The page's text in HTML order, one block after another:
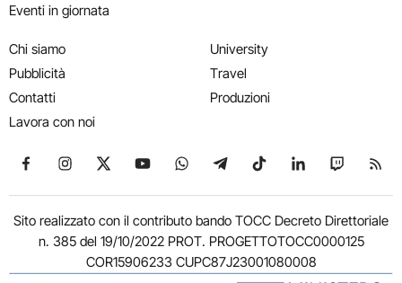
Eventi in giornata
Chi siamo
Pubblicità
Contatti
Lavora con noi
University
Travel
Produzioni
Seguici su Facebook
Seguici su Instagram
Seguici su X
Seguici su YouTube
Seguici su WhatsApp
Seguici su Telegram
Seguici su TikTok
Seguici su
Seguici
Sito realizzato con il contributo bando TOCC Decreto Direttoriale
n. 385 del 19/10/2022 PROT. PROGETTOTOCC0000125
COR15906233 CUPC87J23001080008